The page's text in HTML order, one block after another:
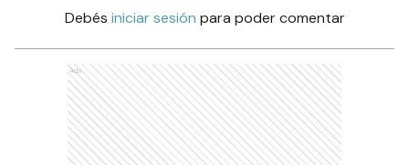
Debés iniciar sesión para poder comentar
Ads